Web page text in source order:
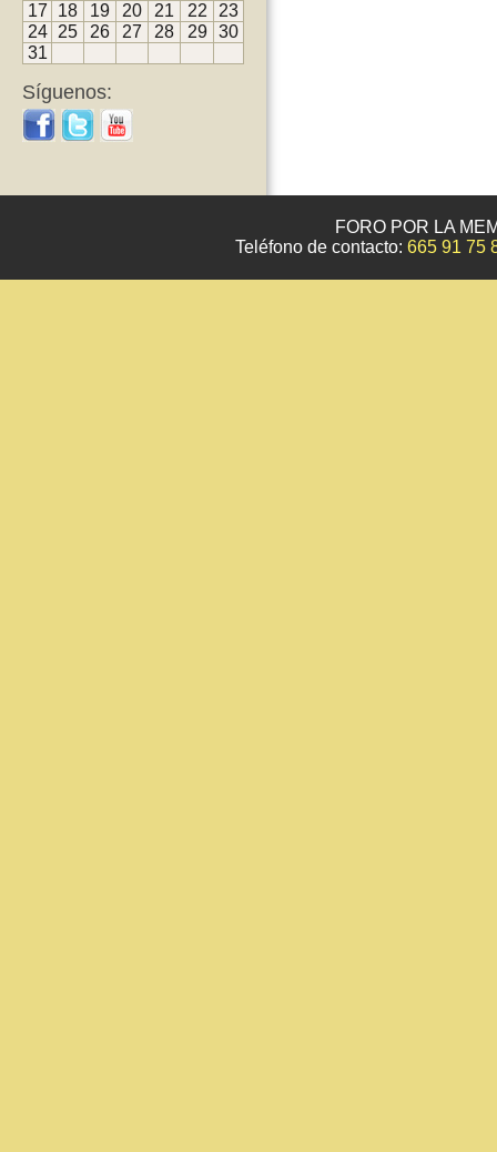
17
18 19 20 21 22
23
24
25 26 27 28 29
30
31
Síguenos:
FORO POR LA
Teléfono de contacto: 665 91 75